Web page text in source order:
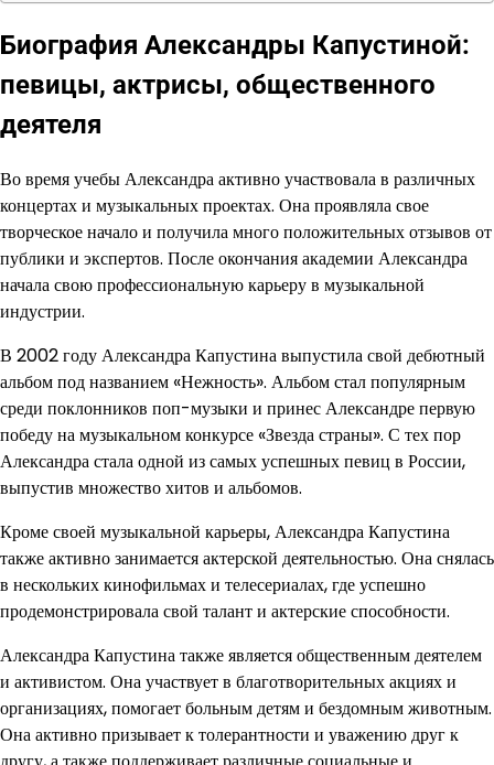
Биография Александры Капустиной:
певицы, актрисы, общественного
деятеля
Во время учебы Александра активно участвовала в различных
концертах и музыкальных проектах. Она проявляла свое
творческое начало и получила много положительных отзывов от
публики и экспертов. После окончания академии Александра
начала свою профессиональную карьеру в музыкальной
индустрии.
В 2002 году Александра Капустина выпустила свой дебютный
альбом под названием «Нежность». Альбом стал популярным
среди поклонников поп-музыки и принес Александре первую
победу на музыкальном конкурсе «Звезда страны». С тех пор
Александра стала одной из самых успешных певиц в России,
выпустив множество хитов и альбомов.
Кроме своей музыкальной карьеры, Александра Капустина
также активно занимается актерской деятельностью. Она снялась
в нескольких кинофильмах и телесериалах, где успешно
продемонстрировала свой талант и актерские способности.
Александра Капустина также является общественным деятелем
и активистом. Она участвует в благотворительных акциях и
организациях, помогает больным детям и бездомным животным.
Она активно призывает к толерантности и уважению друг к